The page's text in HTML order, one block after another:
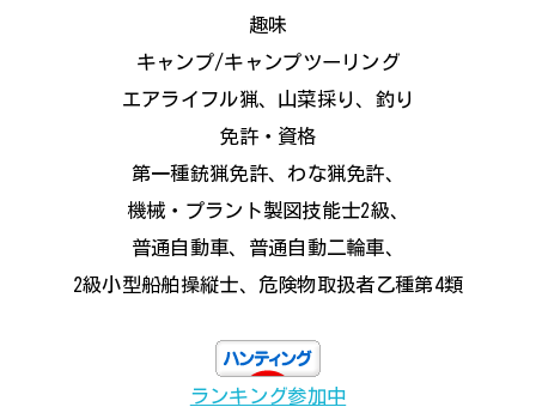
趣味
キャンプ/キャンプツーリング
エアライフル猟、山菜採り、釣り
免許・資格
第一種銃猟免許、わな猟免許、
機械・プラント製図技能士2級、
普通自動車、普通自動二輪車、
2級小型船舶操縦士、危険物取扱者乙種第4類
ランキング参加中